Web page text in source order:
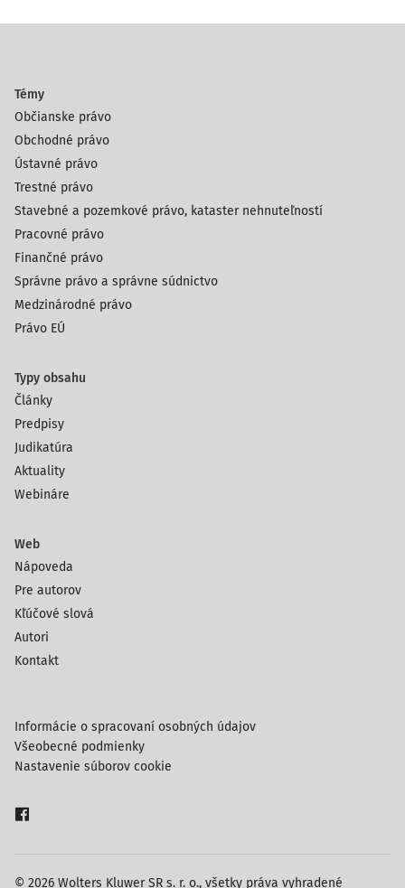
Témy
Občianske právo
Obchodné právo
Ústavné právo
Trestné právo
Stavebné a pozemkové právo, kataster nehnuteľností
Pracovné právo
Finančné právo
Správne právo a správne súdnictvo
Medzinárodné právo
Právo EÚ
Typy obsahu
Články
Predpisy
Judikatúra
Aktuality
Webináre
Web
Nápoveda
Pre autorov
Kľúčové slová
Autori
Kontakt
© 2026 Wolters Kluwer SR s. r. o., všetky práva vyhradené
Informácie o spracovaní osobných údajov
Všeobecné podmienky
Nastavenie súborov cookie